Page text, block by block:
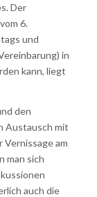
Der
6.
und
in
kann, liegt
den
Austausch mit
Vernissage am
man sich
auch die